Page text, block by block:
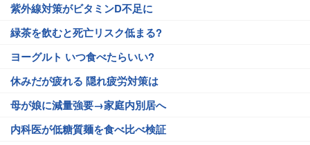
紫外線対策がビタミンD不足に
緑茶を飲むと死亡リスク低まる?
ヨーグルト いつ食べたらいい?
休みだが疲れる 隠れ疲労対策は
母が娘に減量強要→家庭内別居へ
内科医が低糖質麺を食べ比べ検証